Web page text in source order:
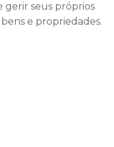
gerir seus próprios
e propriedades.